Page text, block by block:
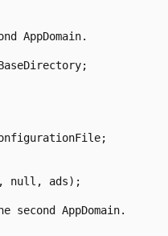
AppDomain.
null, ads);
second AppDomain.